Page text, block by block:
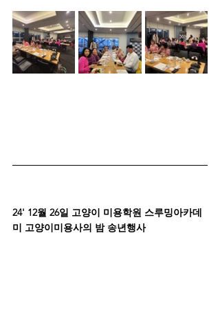
24' 12월 26일 고양이 미용학원 스루밍아카데
미 고양이미용사의 밤 송년행사